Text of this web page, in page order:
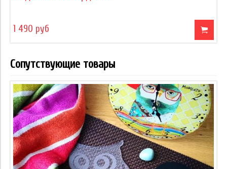
1 490 руб
Сопутствующие товары